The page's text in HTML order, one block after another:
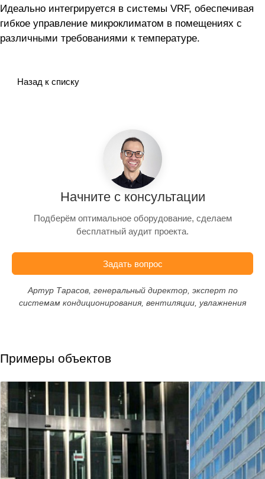
Идеально интегрируется в системы VRF, обеспечивая
гибкое управление микроклиматом в помещениях с
различными требованиями к температуре.
Назад к списку
Начните с консультации
Подберём оптимальное оборудование, сделаем
бесплатный аудит проекта.
Задать вопрос
Артур Тарасов, генеральный директор, эксперт по
системам кондиционирования, вентиляции, увлажнения
Примеры объектов